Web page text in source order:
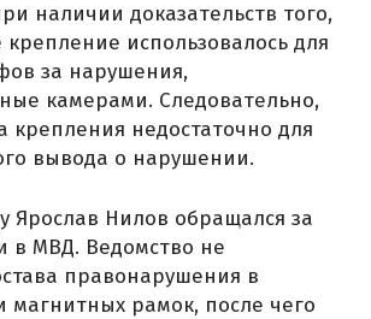
наличии доказательств того,
использовалось для
за нарушения,
камерами. Следовательно,
крепления недостаточно для
вывода о нарушении.
Ярослав Нилов обращался за
в МВД. Ведомство не
правонарушения в
магнитных рамок, после чего